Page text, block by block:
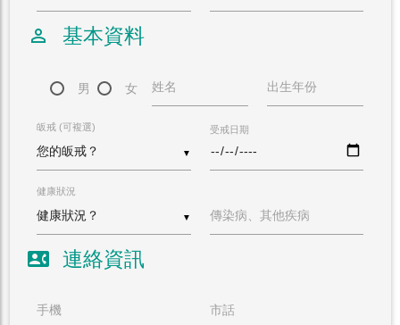
perm_identity 基本資料
男 女 姓名 出生年份
▼
皈戒 (可複選) 受戒日期
▼
健康狀況
傳染病、其他疾病
contact_phone 連絡資訊
手機 市話